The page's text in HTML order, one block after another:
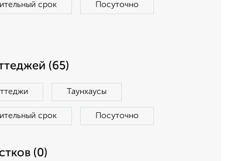
срок Посуточно
(65)
Таунхаусы
срок Посуточно
(0)